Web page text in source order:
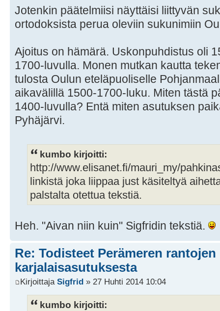
Jotenkin päätelmiisi näyttäisi liittyvän
ortodoksista perua oleviin sukunimiin
Ajoitus on hämärä. Uskonpuhdistus oli
1700-luvulla. Monen mutkan kautta
tulosta Oulun eteläpuoliselle
aikavälillä 1500-1700-luku. Miten tästä
1400-luvulla? Entä miten asutuksen
Pyhäjärvi.
kumbo kirjoitti:
http://www.elisanet.fi/mauri_my/
linkistä joka liippaa just käsiteltyä
palstalta otettua tekstiä.
Heh. "Aivan niin kuin" Sigfridin tekstiä.
Re: Todisteet Perämeren rantojen
karjalaisasutuksesta
Kirjoittaja Sigfrid » 27 Huhti 2014 10:04
kumbo kirjoitti: